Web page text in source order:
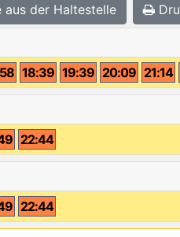
aus der Haltestelle
18:39 19:39 20:09 21:14
22:44
22:44